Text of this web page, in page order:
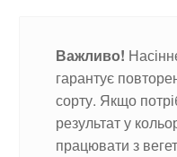
Важливо!
гарантує
сорту. Якщо
результат у
працювати з